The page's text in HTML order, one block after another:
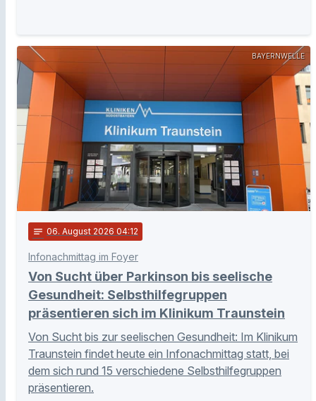
BAYERNWELLE
notes 06. August 2026 04:12
Infonachmittag im Foyer
Von Sucht über Parkinson bis seelische
Gesundheit: Selbsthilfegruppen
präsentieren sich im Klinikum Traunstein
Von Sucht bis zur seelischen Gesundheit: Im Klinikum
Traunstein findet heute ein Infonachmittag statt, bei
dem sich rund 15 verschiedene Selbsthilfegruppen
präsentieren.